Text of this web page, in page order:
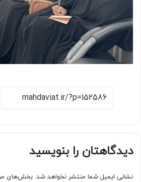
دیدگاهتان را بنویسید
نشانی ایمیل شما منتشر نخواهد شد. بخش‌های